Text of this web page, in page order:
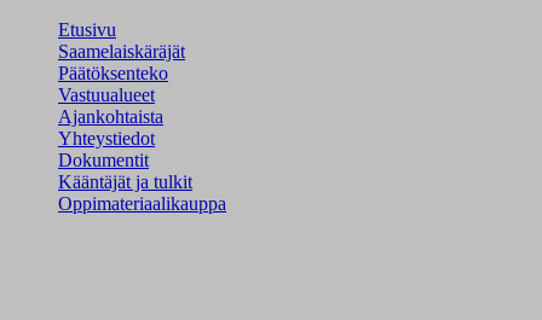
Etusivu
Saamelaiskäräjät
Päätöksenteko
Vastuualueet
Ajankohtaista
Yhteystiedot
Dokumentit
Kääntäjät ja tulkit
Oppimateriaalikauppa